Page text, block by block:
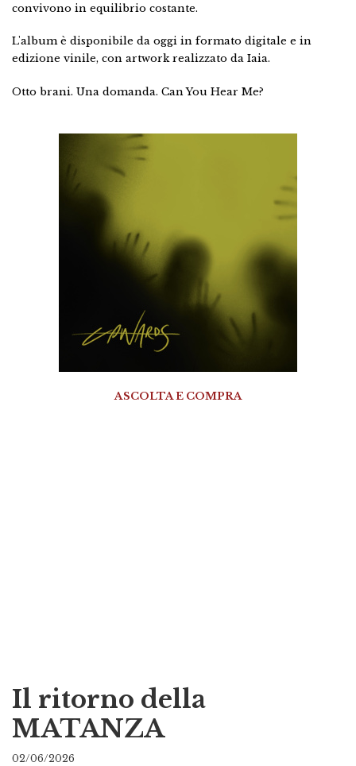
convivono in equilibrio costante.
L'album è disponibile da oggi in formato digitale e in
edizione vinile, con artwork realizzato da Iaia.
Otto brani. Una domanda. Can You Hear Me?
ASCOLTA E COMPRA
Il ritorno della
MATANZA
02/06/2026